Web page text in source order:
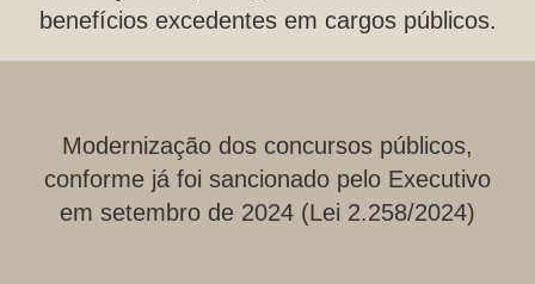
benefícios excedentes em cargos públicos.
Modernização dos concursos públicos,
conforme já foi sancionado pelo Executivo
em setembro de 2024 (Lei 2.258/2024)